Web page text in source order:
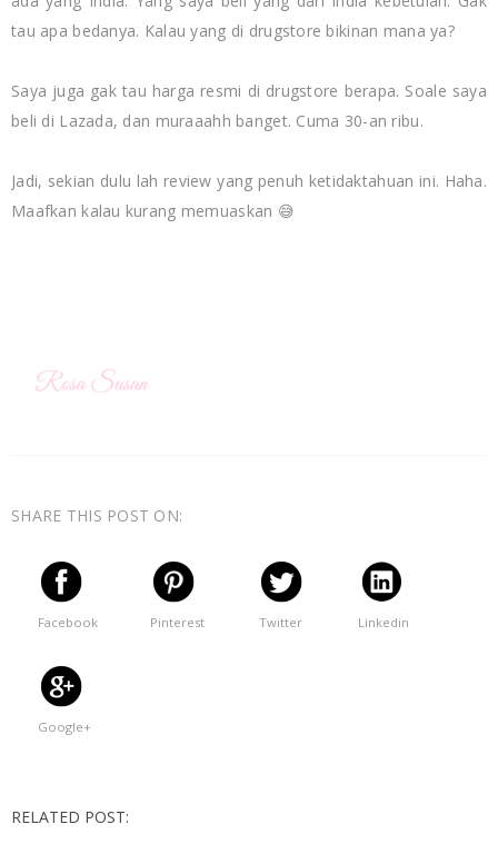
tau apa bedanya. Kalau yang di drugstore bikinan mana ya?
Saya juga gak tau harga resmi di drugstore berapa. Soale saya
beli di Lazada, dan muraaahh banget. Cuma 30-an ribu.
Jadi, sekian dulu lah review yang penuh ketidaktahuan ini. Haha.
Maafkan kalau kurang memuaskan 😅
SHARE THIS POST ON:
Facebook Pinterest Twitter Linkedin
Google+
RELATED POST: